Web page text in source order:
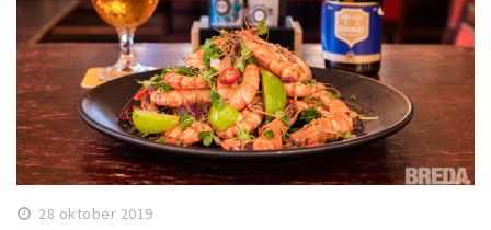
28 oktober 2019